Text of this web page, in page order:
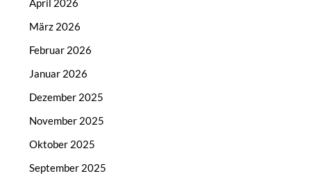
April 2026
März 2026
Februar 2026
Januar 2026
Dezember 2025
November 2025
Oktober 2025
September 2025